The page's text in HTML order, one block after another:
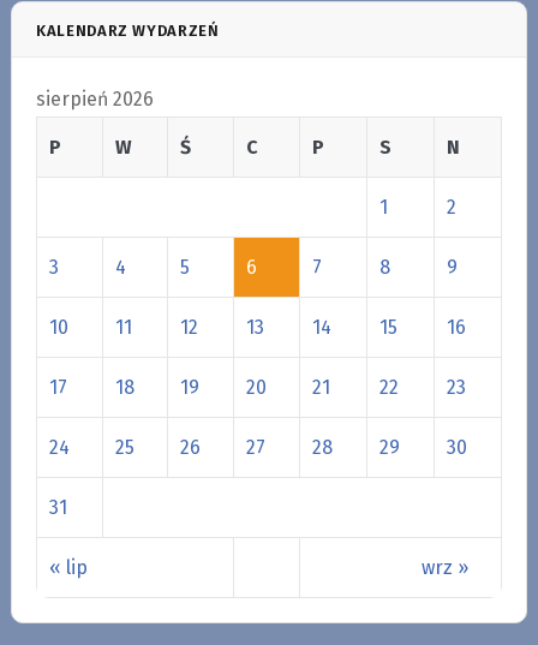
KALENDARZ WYDARZEŃ
sierpień 2026
P W Ś C P S N
« lip wrz »
1 2
3 4 5 6 7 8 9
10 11 12 13 14 15 16
17 18 19 20 21 22 23
24 25 26 27 28 29 30
31